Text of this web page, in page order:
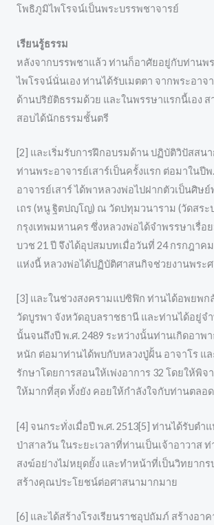
โพธิภูมิไพโรจน์เป็นพระบรรพชาจารย์
เรียนรู้ธรรม
หลังจากบรรพชาแล้ว ท่านก็อาศัยอยู่กับท่านพ
ไพโรจน์นั่นเอง ท่านได้รับเมตตา จากพระอาจ
ด้านปริยัติธรรมด้วย และในพรรษาแรกนี้เอง
สอบได้นักธรรมชั้นตรี
[2] และเริ่มรับการฝึกอบรมด้าน ปฏิบัติวิปัสสน
ท่านพระอาจารย์เสาร์เป็นครั้งแรก ต่อมาในปีพ
อาจารย์เสาร์ ได้พาหลวงพ่อไปฝากตัวเป็นศิษ
เถร (หนู ฐิตปญฺโญ) ณ วัดปทุมวนาราม (วัดสระ
กรุงเทพมหานคร ซึ่งหลวงพ่อได้จำพรรษาเรื่อ
บวช 21 ปี จึงได้อุปสมบทเมื่อวันที่ 24 กรกฎาค
แห่งนี้ หลวงพ่อได้ปฏิบัติศาสนกิจช่วยงานพระ
[3] และในช่วงสงครามแปซิฟิก ท่านได้อพยพก
วัดบูรพา จังหวัดอุบลราชธานี และท่านได้อยู่จ
นั้นจนถึงปี พ.ศ. 2489 ระหว่างนั้นท่านเกิดอาพ
หนัก ต่อมาท่านได้พบกับหลวงปู่ฝั้น อาจาโร แ
รักษาโดยการสอนให้เพ่งอาการ 32 โดยให้พิ
ให้มากที่สุด ทั้งยัง คอยให้กำลังใจกับท่านตลอด
[4] จนกระทั่งเมื่อปี พ.ศ. 2513[5] ท่านได้รับตำ
ป่าสาลวัน ในระยะเวลาที่ท่านเป็นเจ้าอาวาส
สงฆ์อย่างไม่หยุดยั้ง และทำหน้าที่เป็นวิทยากร
สร้างคุณประโยชน์ต่อศาสนามากมาย
[6] และได้สร้างโรงเรียนราชอุปถัมภ์ สร้างอาค